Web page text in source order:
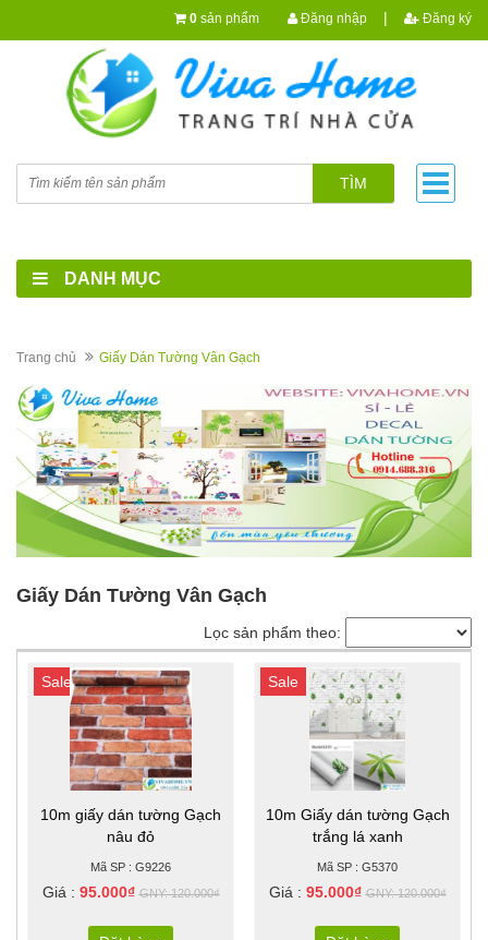
0 sản phẩm Đăng nhập | Đăng ký
TÌM
DANH MỤC
Trang chủ Giấy Dán Tường Vân Gạch
Giấy Dán Tường Vân Gạch
Lọc sản phẩm theo:
Sale
10m giấy dán tường Gạch
nâu đỏ
Mã SP : G9226
Giá : 95.000₫GNY: 120.000₫
Sale
10m Giấy dán tường Gạch
trắng lá xanh
Mã SP : G5370
Giá : 95.000₫GNY: 120.000₫